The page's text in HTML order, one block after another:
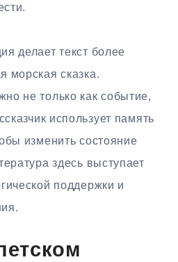
делает текст более
морская сказка.
не только как событие,
использует память
изменить состояние
здесь выступает
поддержки и